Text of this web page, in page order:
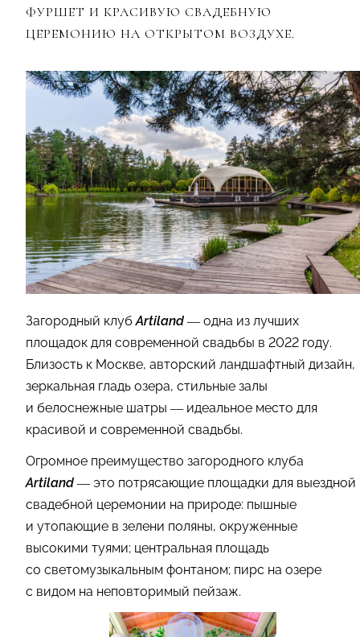
ФУРШЕТ И КРАСИВУЮ СВАДЕБНУЮ
ЦЕРЕМОНИЮ НА ОТКРЫТОМ ВОЗДУХЕ.
Загородный клубArtiland — одна из лучших
площадок для современной свадьбы в 2022 году.
Близость к Москве, авторский ландшафтный дизайн,
зеркальная гладь озера, стильные залы
и белоснежные шатры — идеальное место для
красивой и современной свадьбы.
Огромное преимущество загородного клуба
Artiland — это потрясающие площадки для выездной
свадебной церемонии на природе: пышные
и утопающие в зелени поляны, окруженные
высокими туями; центральная площадь
со светомузыкальным фонтаном; пирс на озере
с видом на неповторимый пейзаж.